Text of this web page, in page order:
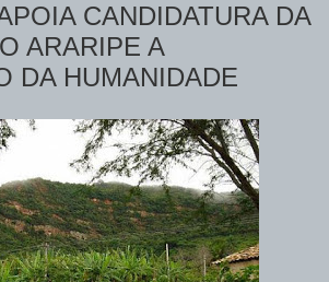
CANDIDATURA DA
ARARIPE A
DA HUMANIDADE